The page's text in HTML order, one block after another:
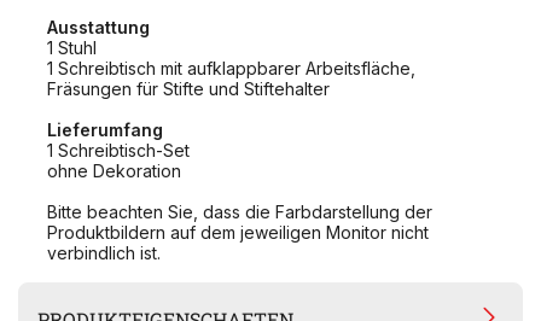
Ausstattung
1 Stuhl
1 Schreibtisch mit aufklappbarer Arbeitsfläche,
Fräsungen für Stifte und Stiftehalter
Lieferumfang
1 Schreibtisch-Set
ohne Dekoration
Bitte beachten Sie, dass die Farbdarstellung der
Produktbildern auf dem jeweiligen Monitor nicht
verbindlich ist.